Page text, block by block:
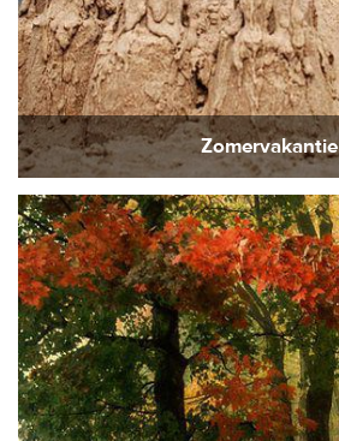
Zomervakantie